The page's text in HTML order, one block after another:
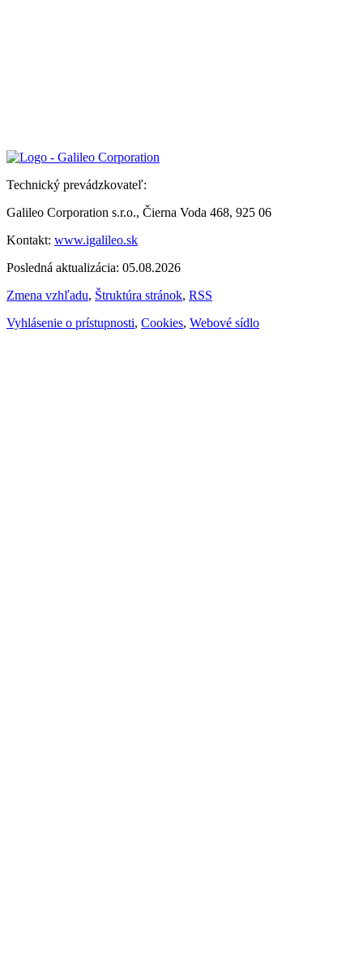
Technický prevádzkovateľ:
Galileo Corporation s.r.o., Čierna Voda 468, 925 06
Kontakt: www.igalileo.sk
Posledná aktualizácia: 05.08.2026
Zmena vzhľadu, Štruktúra stránok, RSS
Vyhlásenie o prístupnosti, Cookies, Webové sídlo